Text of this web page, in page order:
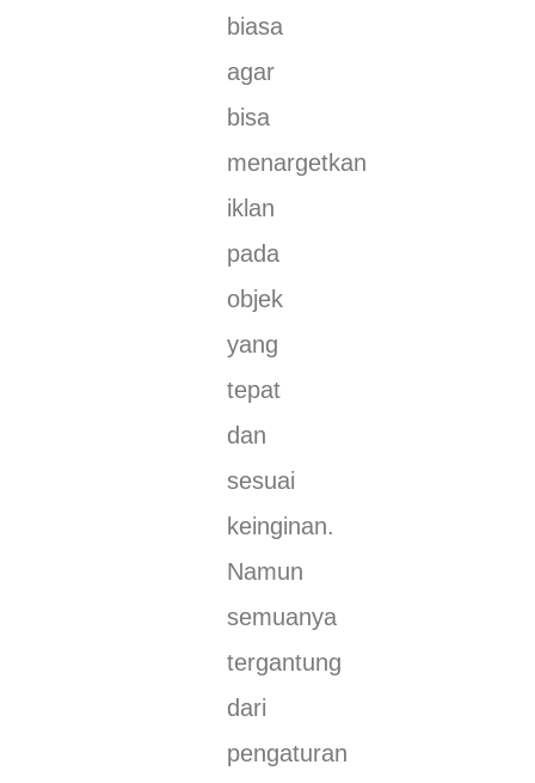
biasa
agar
bisa
menargetkan
iklan
pada
objek
yang
tepat
dan
sesuai
keinginan.
Namun
semuanya
tergantung
dari
pengaturan